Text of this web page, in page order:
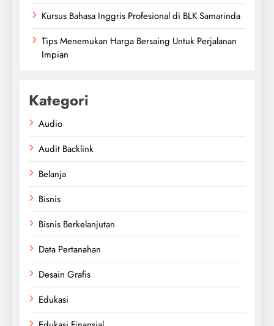
Kursus Bahasa Inggris Profesional di BLK Samarinda
Tips Menemukan Harga Bersaing Untuk Perjalanan
Impian
Kategori
Audio
Audit Backlink
Belanja
Bisnis
Bisnis Berkelanjutan
Data Pertanahan
Desain Grafis
Edukasi